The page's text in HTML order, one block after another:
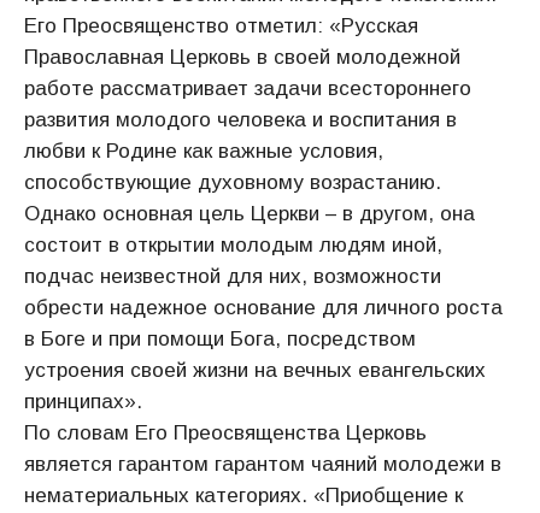
Его Преосвященство отметил: «Русская
Православная Церковь в своей молодежной
работе рассматривает задачи всестороннего
развития молодого человека и воспитания в
любви к Родине как важные условия,
способствующие духовному возрастанию.
Однако основная цель Церкви – в другом, она
состоит в открытии молодым людям иной,
подчас неизвестной для них, возможности
обрести надежное основание для личного роста
в Боге и при помощи Бога, посредством
устроения своей жизни на вечных евангельских
принципах».
По словам Его Преосвященства Церковь
является гарантом гарантом чаяний молодежи в
нематериальных категориях. «Приобщение к